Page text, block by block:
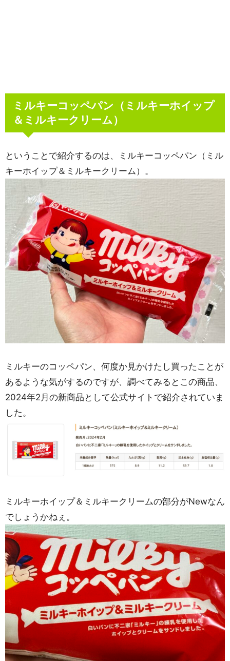
ミルキーコッペパン（ミルキーホイップ
＆ミルキークリーム）
ということで紹介するのは、ミルキーコッペパン（ミル
キーホイップ＆ミルキークリーム）。
ミルキーのコッペパン、何度か見かけたし買ったことが
あるような気がするのですが、調べてみるとこの商品、
2024年2月の新商品として公式サイトで紹介されていま
した。
ミルキーホイップ＆ミルキークリームの部分がNewなん
でしょうかねぇ。